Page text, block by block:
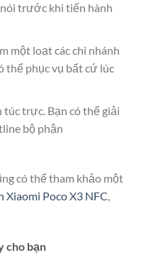
trước khi tiến hành
một loạt các chi nhánh
thể phục vụ bất cứ lúc
trực. Bạn có thể giải
bộ phận
có thể tham khảo một
Xiaomi Poco X3 NFC,
cho bạn